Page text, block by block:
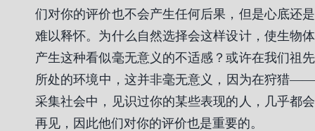
们对你的评价也不会产生任何后果，但是心底还是
难以释怀。为什么自然选择会这样设计，使生物体
产生这种看似毫无意义的不适感？或许在我们祖先
所处的环境中，这并非毫无意义，因为在狩猎——
采集社会中，见识过你的某些表现的人，几乎都会
再见，因此他们对你的评价也是重要的。